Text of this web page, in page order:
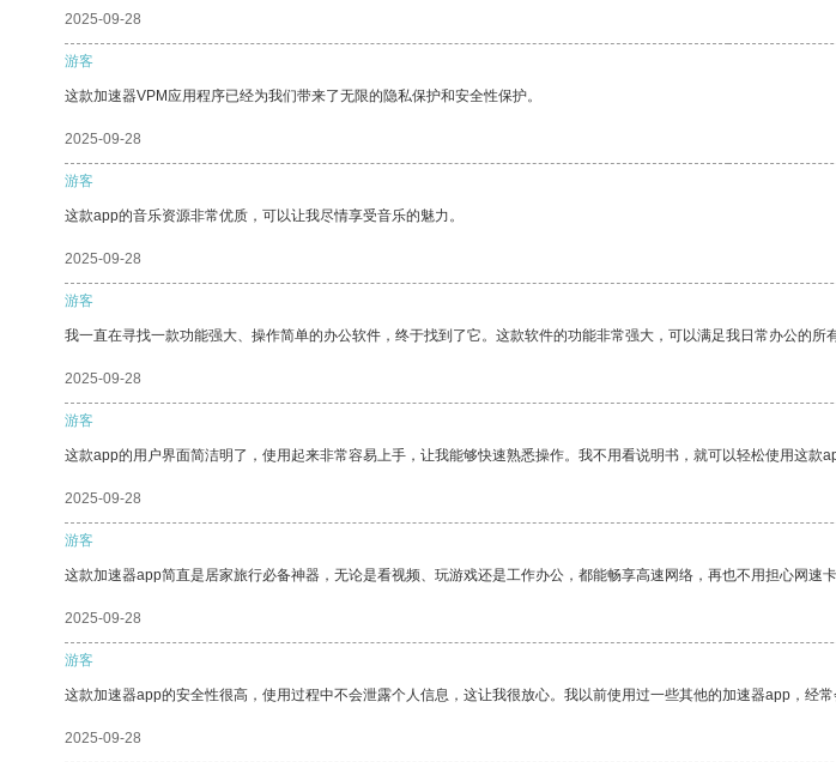
2025-09-28
游客
这款加速器VPM应用程序已经为我们带来了无限的隐私保护和安全性保护。
2025-09-28
游客
这款app的音乐资源非常优质，可以让我尽情享受音乐的魅力。
2025-09-28
游客
我一直在寻找一款功能强大、操作简单的办公软件，终于找到了它。这款软件的功能非常强大，可以满足我日常办公的所
2025-09-28
游客
这款app的用户界面简洁明了，使用起来非常容易上手，让我能够快速熟悉操作。我不用看说明书，就可以轻松使用这款
2025-09-28
游客
这款加速器app简直是居家旅行必备神器，无论是看视频、玩游戏还是工作办公，都能畅享高速网络，再也不用担心网
2025-09-28
游客
这款加速器app的安全性很高，使用过程中不会泄露个人信息，这让我很放心。我以前使用过一些其他的加速器app，经
2025-09-28